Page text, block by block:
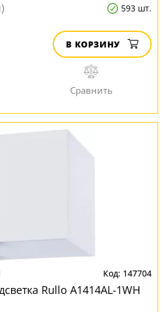
593 шт.
В КОРЗИНУ
147704
Rullo A1414AL-1WH